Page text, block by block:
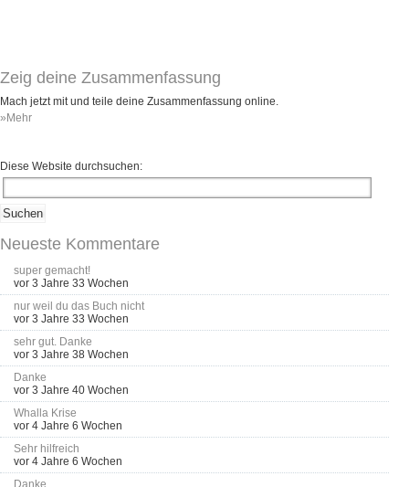
Zeig deine Zusammenfassung
Mach jetzt mit und teile deine Zusammenfassung online.
»Mehr
Diese Website durchsuchen:
Neueste Kommentare
super gemacht!
vor 3 Jahre 33 Wochen
nur weil du das Buch nicht
vor 3 Jahre 33 Wochen
sehr gut. Danke
vor 3 Jahre 38 Wochen
Danke
vor 3 Jahre 40 Wochen
Whalla Krise
vor 4 Jahre 6 Wochen
Sehr hilfreich
vor 4 Jahre 6 Wochen
Danke